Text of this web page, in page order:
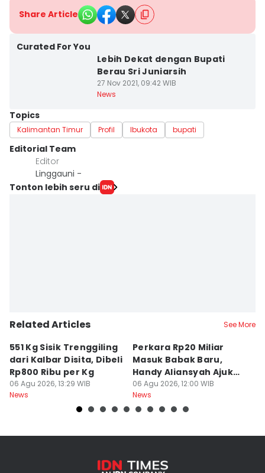
Share Article
Curated For You
Lebih Dekat dengan Bupati
Berau Sri Juniarsih
27 Nov 2021, 09:42 WIB
News
Topics
Kalimantan Timur Profil Ibukota bupati
Editorial Team
Editor
Linggauni -
Tonton lebih seru di
Related Articles See More
551 Kg Sisik Trenggiling
dari Kalbar Disita, Dibeli
Rp800 Ribu per Kg
06 Agu 2026, 13:29 WIB
News
Perkara Rp20 Miliar
Masuk Babak Baru,
Handy Aliansyah Ajukan
Banding
06 Agu 2026, 12:00 WIB
News